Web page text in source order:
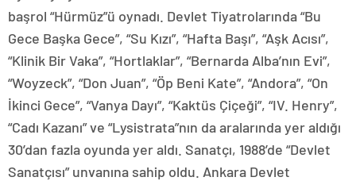
başrol “Hürmüz”ü oynadı. Devlet Tiyatrolarında “Bu
Gece Başka Gece”, “Su Kızı”, “Hafta Başı”, “Aşk Acısı”,
“Klinik Bir Vaka”, “Hortlaklar”, “Bernarda Alba’nın Evi”,
“Woyzeck”, “Don Juan”, “Öp Beni Kate”, “Andora”, “On
İkinci Gece”, “Vanya Dayı”, “Kaktüs Çiçeği”, “IV. Henry”,
“Cadı Kazanı” ve “Lysistrata”nın da aralarında yer aldığı
30’dan fazla oyunda yer aldı. Sanatçı, 1988’de “Devlet
Sanatçısı” unvanına sahip oldu. Ankara Devlet